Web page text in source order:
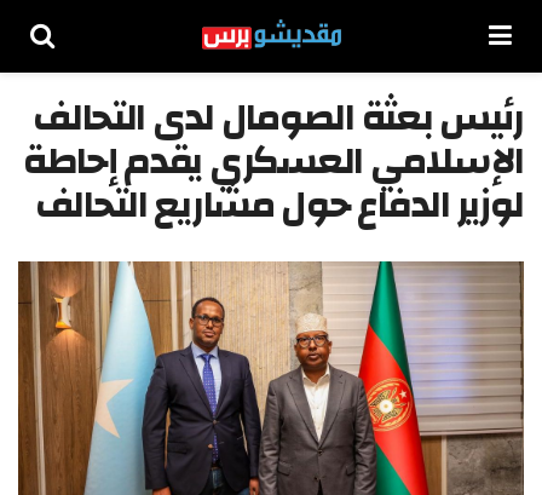
رئيس بعثة الصومال لدى التحالف
الإسلامي العسكري يقدم إحاطة
لوزير الدفاع حول مشاريع التحالف